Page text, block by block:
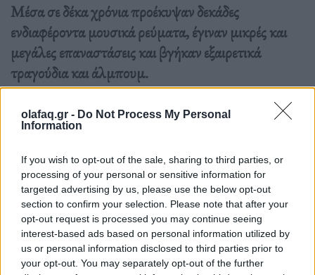
olafaq.gr - Do Not Process My Personal
Information
If you wish to opt-out of the sale, sharing to third parties, or
processing of your personal or sensitive information for
targeted advertising by us, please use the below opt-out
section to confirm your selection. Please note that after your
opt-out request is processed you may continue seeing
interest-based ads based on personal information utilized by
us or personal information disclosed to third parties prior to
your opt-out. You may separately opt-out of the further
Μέσα σε δέκα χρόνια προέκυψαν δεκάδες
ενδιαφέροντα μουσικά ρεύματα, έγιναν μικρές και
μεγάλες επαναστάσεις και βγήκαν εξαιρετικά
τραγούδια και άλμπουμ.
Διαβάστε περισσότερα→
Δημοσιεύθηκε σεΜουσική|Taggedδεκαετία '90,Μουσική